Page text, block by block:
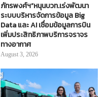
ภัทรพงศ์ฯ”หนุนบวท.เร่งพัฒนา
ระบบบริหารจัดการข้อมูล Big
Data และ AI เชื่อมข้อมูลการบิน
เพิ่มประสิทธิภาพบริการจราจร
ทางอากาศ
August 3, 2026